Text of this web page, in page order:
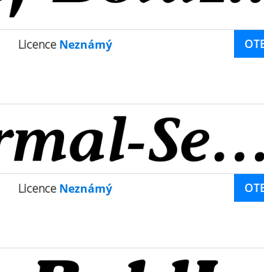
Licence Neznámý
Licence Neznámý